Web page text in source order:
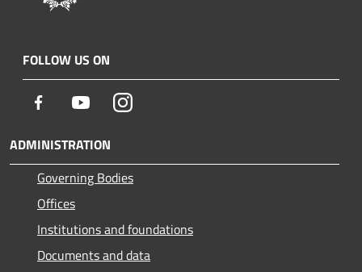
FOLLOW US ON
Facebook YoutubeInstagram
ADMINISTRATION
Governing Bodies
Offices
Institutions and foundations
Documents and data